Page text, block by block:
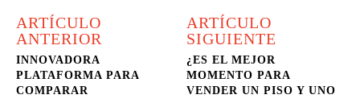
ARTÍCULO
ANTERIOR
INNOVADORA
PLATAFORMA PARA
COMPARAR
ARTÍCULO
SIGUIENTE
¿ES EL MEJOR
MOMENTO PARA
VENDER UN PISO Y UNO